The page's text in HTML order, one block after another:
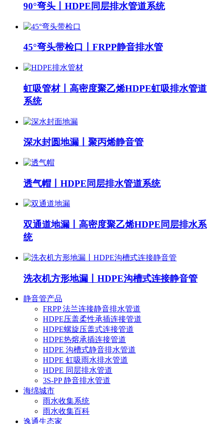
90°弯头丨HDPE同层排水管道系统
45°弯头带检口丨FRPP静音排水管
虹吸管材丨高密度聚乙烯HDPE虹吸排水管道
系统
深水封圆地漏丨聚丙烯静音管
透气帽丨HDPE同层排水管道系统
双通道地漏丨高密度聚乙烯HDPE同层排水系
统
洗衣机方形地漏丨HDPE沟槽式连接静音管
静音管产品
FRPP 法兰连接静音排水管道
HDPE压盖柔性承插连接管道
HDPE螺旋压盖式连接管道
HDPE热熔承插连接管道
HDPE 沟槽式静音排水管道
HDPE 虹吸雨水排水管道
HDPE 同层排水管道
3S-PP 静音排水管道
海绵城市
雨水收集系统
雨水收集百科
逸通生态家